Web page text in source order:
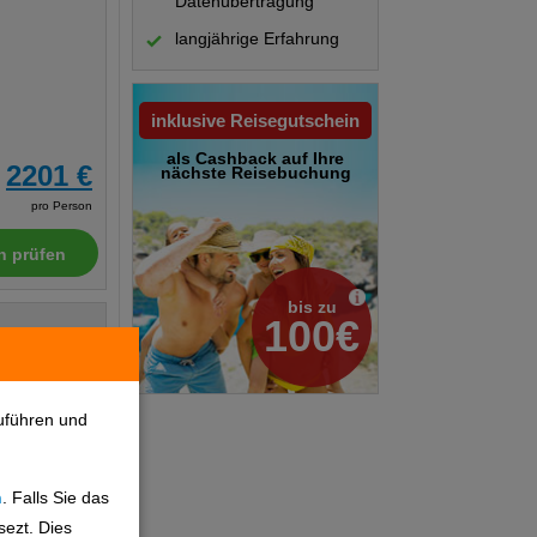
und
. Falls Sie das
Dies
langjährige Erfahrung
inklusive Reisegutschein
als Cashback auf Ihre
nächste Reisebuchung
bis zu
100€
2201 €
pro Person
prüfen
2203 €